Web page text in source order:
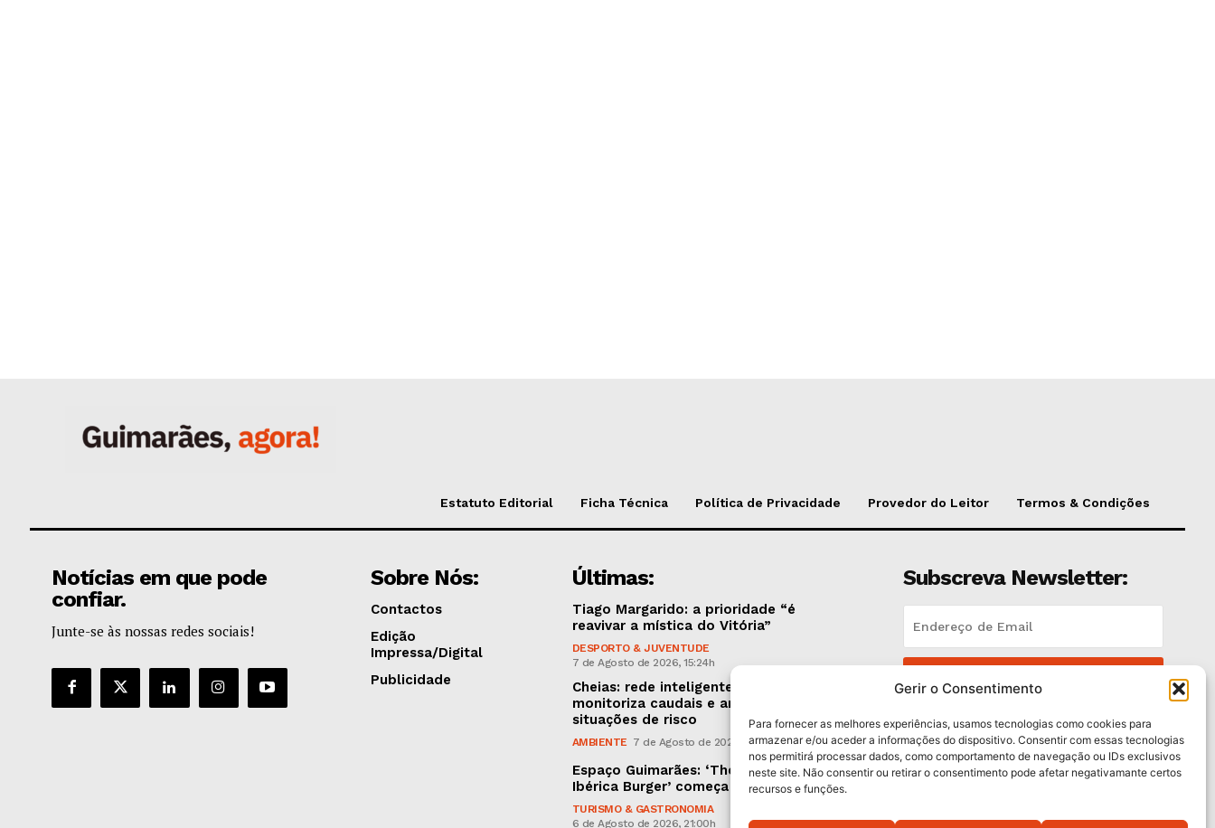
Gerir o Consentimento
Para fornecer as melhores experiências, usamos tecnologias como cookies para
armazenar e/ou aceder a informações do dispositivo. Consentir com essas tecnologias
nos permitirá processar dados, como comportamento de navegação ou IDs exclusivos
neste site. Não consentir ou retirar o consentimento pode afetar negativamante certos
recursos e funções.
Estatuto Editorial Ficha Técnica Política de Privacidade Provedor do Leitor Termos & Condições
Notícias em que pode
confiar.
Junte-se às nossas redes sociais!
Sobre Nós:
Contactos
Edição
Impressa/Digital
Publicidade
Últimas:
Tiago Margarido: a prioridade “é
reavivar a mística do Vitória”
DESPORTO & JUVENTUDE
7 de Agosto de 2026, 15:24h
Cheias: rede inteligente de sensores
monitoriza caudais e antecipa
situações de risco
AMBIENTE 7 de Agosto de 2026, 12:19h
Espaço Guimarães: ‘The Golden
Ibérica Burger’ começa hoje
TURISMO & GASTRONOMIA
6 de Agosto de 2026, 21:00h
Subscreva Newsletter:
Li e aceito aPolítica de Privacidade .